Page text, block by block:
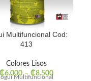
Multifuncional Cod:
413
Colores Lisos
₡6.000–₡8.500
Multifuncional